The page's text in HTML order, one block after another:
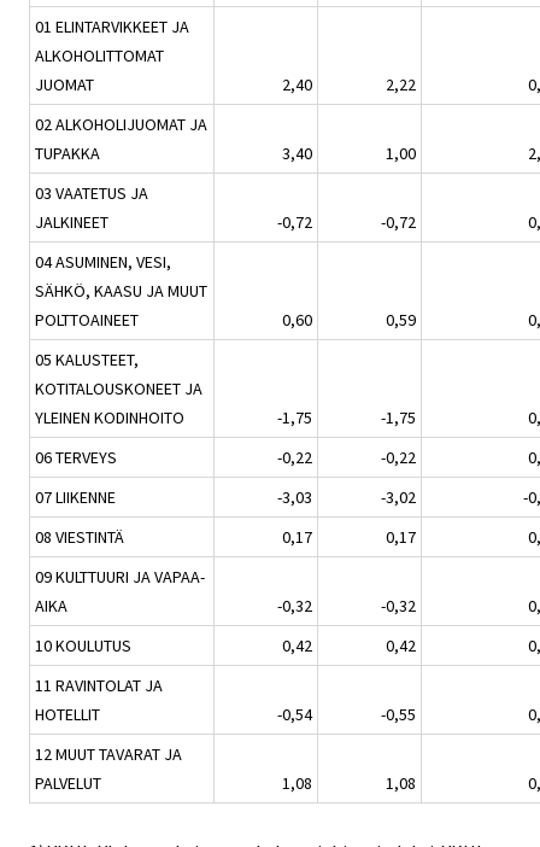
01 ELINTARVIKKEET JA
ALKOHOLITTOMAT
JUOMAT
2,40 2,22
02 ALKOHOLIJUOMAT JA
TUPAKKA
3,40 1,00
03 VAATETUS JA
JALKINEET
-0,72 -0,72
04 ASUMINEN, VESI,
SÄHKÖ, KAASU JA MUUT
POLTTOAINEET
0,60 0,59
05 KALUSTEET,
KOTITALOUSKONEET JA
YLEINEN KODINHOITO
-1,75 -1,75
06 TERVEYS
-0,22 -0,22
07 LIIKENNE
-3,03 -3,02
-
08 VIESTINTÄ
0,17 0,17
09 KULTTUURI JA VAPAA-
AIKA
-0,32 -0,32
10 KOULUTUS
0,42 0,42
11 RAVINTOLAT JA
HOTELLIT
-0,54 -0,55
12 MUUT TAVARAT JA
PALVELUT
1,08 1,08